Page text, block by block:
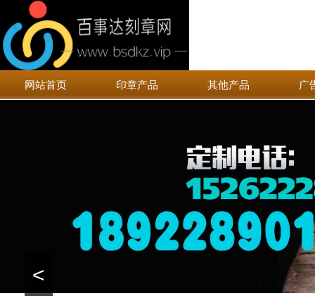
网站首页 印章产品 其他产品 广
<